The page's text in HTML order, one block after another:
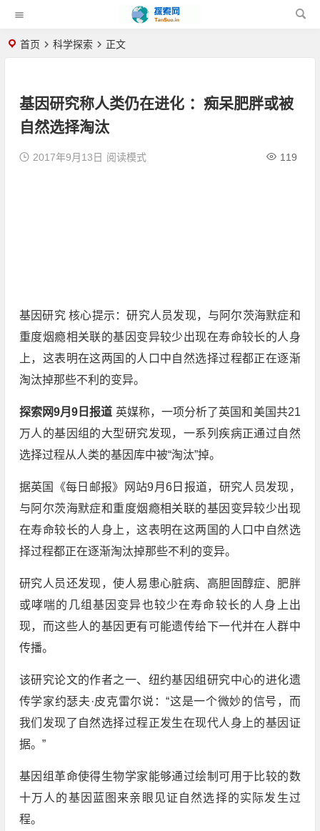
首页 科学探索 正文
基因研究称人类仍在进化 ：痴呆肥胖或被
自然选择淘汰
2017年9月13日 119
阅读模式
基因研究 核心提示：研究人员发现，与阿尔茨海默症和
重度烟瘾相关联的基因变异较少出现在寿命较长的人身
上，这表明在这两国的人口中自然选择过程都正在逐渐
淘汰掉那些不利的变异。
探索网9月9日报道 英媒称，一项分析了英国和美国共21
万人的基因组的大型研究发现，一系列疾病正通过自然
选择过程从人类的基因库中被“淘汰”掉。
据英国《每日邮报》网站9月6日报道，研究人员发现，
与阿尔茨海默症和重度烟瘾相关联的基因变异较少出现
在寿命较长的人身上，这表明在这两国的人口中自然选
择过程都正在逐渐淘汰掉那些不利的变异。
研究人员还发现，使人易患心脏病、高胆固醇症、肥胖
或哮喘的几组基因变异也较少在寿命较长的人身上出
现，而这些人的基因更有可能遗传给下一代并在人群中
传播。
该研究论文的作者之一、纽约基因组研究中心的进化遗
传学家约瑟夫·皮克雷尔说：“这是一个微妙的信号，而
我们发现了自然选择过程正发生在现代人身上的基因证
据。”
基因组革命使得生物学家能够通过绘制可用于比较的数
十万人的基因蓝图来亲眼见证自然选择的实际发生过
程。